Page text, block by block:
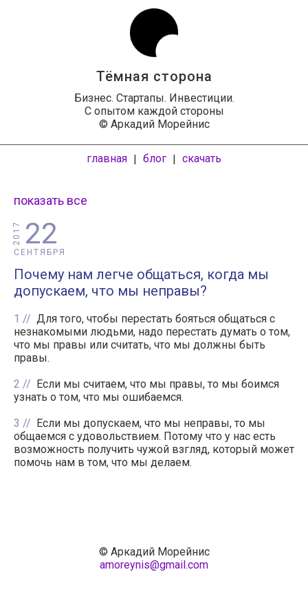
Тёмная сторона
Бизнес. Стартапы. Инвестиции.
С опытом каждой стороны
© Аркадий Морейнис
главная | блог | скачать
показать все
22
СЕНТЯБРЯ
2017
Почему нам легче общаться, когда мы
допускаем, что мы неправы?
1
Для того, чтобы перестать бояться общаться с
незнакомыми людьми, надо перестать думать о том,
что мы правы или считать, что мы должны быть
правы.
2
Если мы считаем, что мы правы, то мы боимся
узнать о том, что мы ошибаемся.
3
Если мы допускаем, что мы неправы, то мы
общаемся с удовольствием. Потому что у нас есть
возможность получить чужой взгляд, который может
помочь нам в том, что мы делаем.
© Аркадий Морейнис
amoreynis@gmail.com